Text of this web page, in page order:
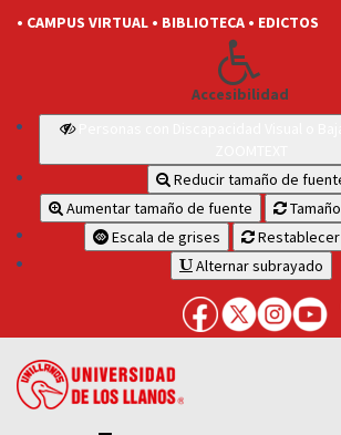
• CAMPUS VIRTUAL • BIBLIOTECA • EDICTOS
Accesibilidad
Reducir tamaño de
Aumentar tamaño de fuente
Escala de grises
Alternar subrayado